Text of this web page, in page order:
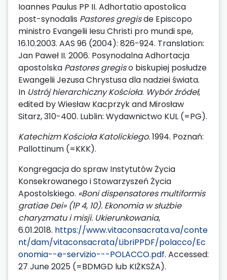
Ioannes Paulus PP II. Adhortatio apostolica
post-synodalis Pastores gregisde Episcopo
ministro Evangelii Iesu Christi pro mundi spe,
16.10.2003. AAS 96 (2004): 826-924. Translation:
Jan Paweł II. 2006. Posynodalna Adhortacja
apostolska Pastores gregiso biskupiej posłudze
Ewangelii Jezusa Chrystusa dla nadziei świata.
In Ustrój hierarchiczny Kościoła. Wybórźródeł,
edited by Wiesław Kacprzyk and Mirosław
Sitarz, 310-400. Lublin: Wydawnictwo KUL (=PG).
Katechizm Kościoła Katolickiego. 1994. Poznań:
Pallottinum (=KKK).
Kongregacja do spraw Instytutów Życia
Konsekrowanego i Stowarzyszeń Życia
Apostolskiego. «Boni dispensatores multiformis
gratiae Dei» (1P 4, 10). Ekonomia w służbie
charyzmatu i misji. Ukierunkowania,
6.01.2018. https://www.vitaconsacrata.va/conte
nt/dam/vitaconsacrata/LibriPPDF/polacco/Ec
onomia--e-servizio---POLACCO.pdf. Accessed:
27 June 2025 (=BDMGD lub KIŻKSŻA).